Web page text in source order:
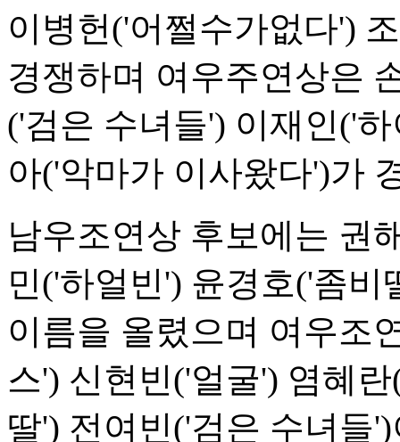
이병헌('어쩔수가없다')
경쟁하며 여우주연상은
('검은 수녀들') 이재인('
아('악마가 이사왔다')가
남우조연상 후보에는 권
민('하얼빈') 윤경호('좀
이름을 올렸으며 여우조
스') 신현빈('얼굴') 염혜
딸') 전여빈('검은 수녀들